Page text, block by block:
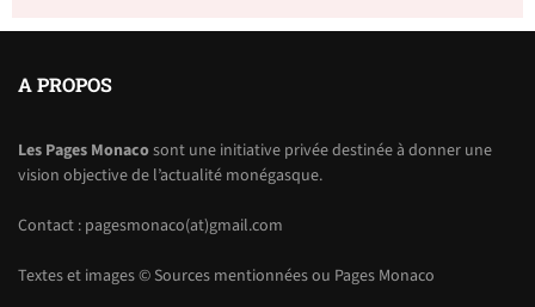
A PROPOS
Les Pages Monacosont une initiative privée destinée à donner une
vision objective de l’actualité monégasque.
Contact : pagesmonaco(at)gmail.com
Textes et images © Sources mentionnées ou Pages Monaco